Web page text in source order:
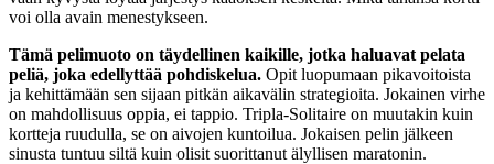
voi olla avain menestykseen.
Tämä pelimuoto on täydellinen kaikille, jotka haluavat pelata
peliä, joka edellyttää pohdiskelua. Opit luopumaan pikavoitoista
ja kehittämään sen sijaan pitkän aikavälin strategioita. Jokainen virhe
on mahdollisuus oppia, ei tappio. Tripla-Solitaire on muutakin kuin
kortteja ruudulla, se on aivojen kuntoilua. Jokaisen pelin jälkeen
sinusta tuntuu siltä kuin olisit suorittanut älyllisen maratonin.